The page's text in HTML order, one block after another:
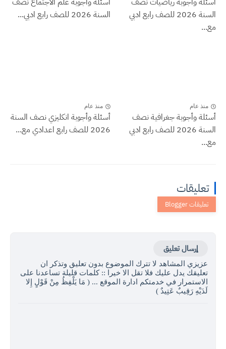
السنة 2026 للصف رابع ادبي
مع...
السنة 2026 للصف رابع ادبي...
منذ عام
أسئلة وأجوبة جغرافية نصف
السنة 2026 للصف رابع ادبي
مع...
منذ عام
أسئلة وأجوبة انكليزي نصف السنة
2026 للصف رابع اعدادي مع...
تعليقات
إرسال تعليق
عزيزي المشاهد لا تترك الموضوع بدون تعليق وتذكر ان
تعليقك يدل عليك فلا تقل الا خيرا :: كلمات قليلة تساعدنا على
الاستمرار في خدمتكم ادارة الموقع ... ( مَا يَلْفِظُ مِنْ قَوْلٍ إِلا
لَدَيْهِ رَقِيبٌ عَتِيدٌ )